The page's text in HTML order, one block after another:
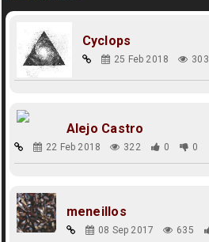
Cyclops
25 Feb 2018 303
Alejo Castro
22 Feb 2018 322 0 0
meneillos
08 Sep 2017 635